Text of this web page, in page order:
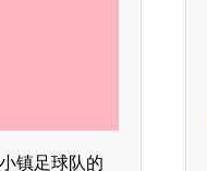
镇足球队的